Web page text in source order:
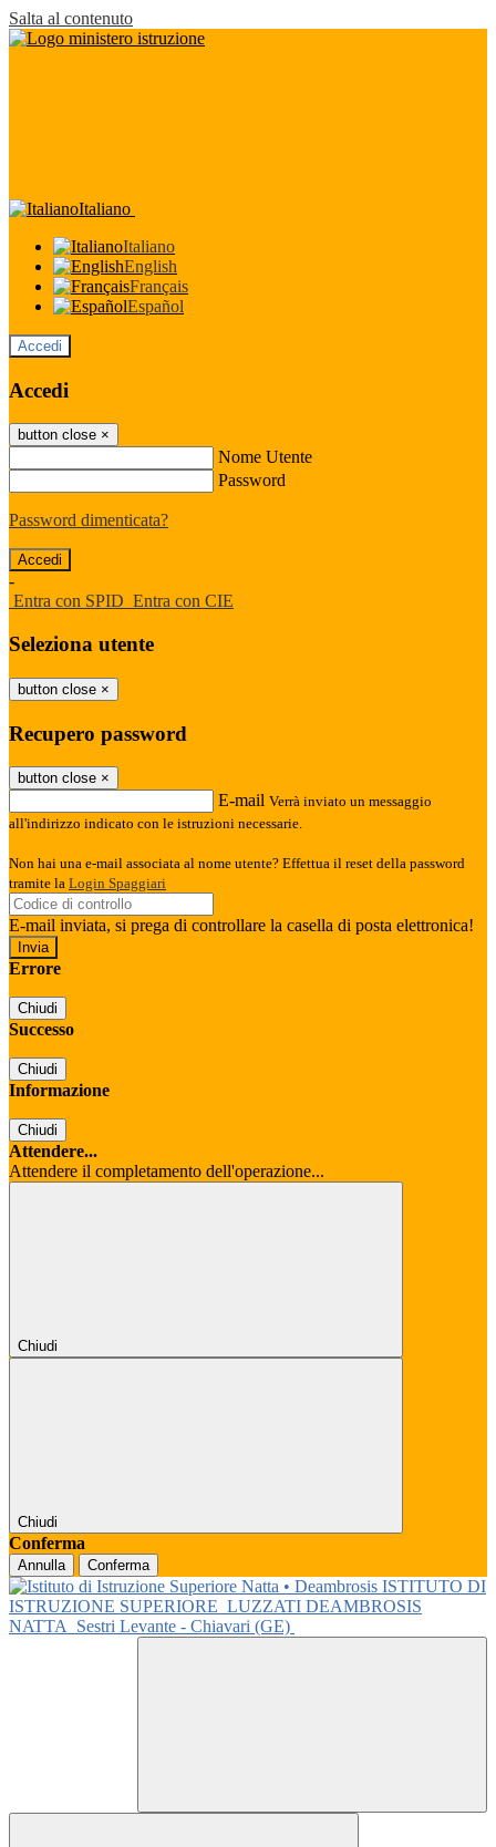
Salta al contenuto
Italiano
Italiano
English
Français
Español
Accedi
Accedi
button close ×
Nome Utente
Password
Password dimenticata?
-
Entra con SPID Entra con CIE
Seleziona utente
button close ×
Recupero password
button close ×
E-mail Verrà inviato un messaggio
all'indirizzo indicato con le istruzioni necessarie.
Non hai una e-mail associata al nome utente? Effettua il reset della password
tramite la Login Spaggiari
E-mail inviata, si prega di controllare la casella di posta elettronica!
Errore
Chiudi
Successo
Chiudi
Informazione
Chiudi
Attendere...
Attendere il completamento dell'operazione...
Chiudi
Chiudi
Conferma
Annulla Conferma
ISTITUTO DI
ISTRUZIONE SUPERIORE LUZZATI DEAMBROSIS
NATTA
Sestri Levante - Chiavari (GE)